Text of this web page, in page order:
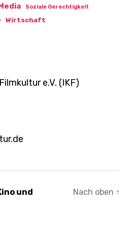
Soziale Gerechtigkeit
Wirtschaft
e.V. (IKF)
und
Nach oben ↑